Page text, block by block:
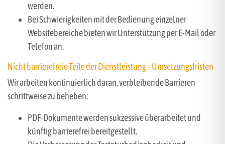
werden.
Bei Schwierigkeiten mit der Bedienung einzelner
Websitebereiche bieten wir Unterstützung per E-Mail oder
Telefon an.
Nicht barrierefreie Teile der Dienstleistung – Umsetzungsfristen
Wir arbeiten kontinuierlich daran, verbleibende Barrieren
schrittweise zu beheben:
PDF-Dokumente werden sukzessive überarbeitet und
künftig barrierefrei bereitgestellt.